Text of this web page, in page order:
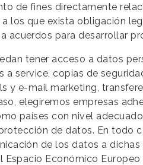
de fines directamente
los que exista obligación
acuerdos para desarrollar
tener acceso a datos
service, copias de
y e-mail marketing,
elegiremos empresas
países con nivel
de datos. En todo
de los datos a dichas
Económico